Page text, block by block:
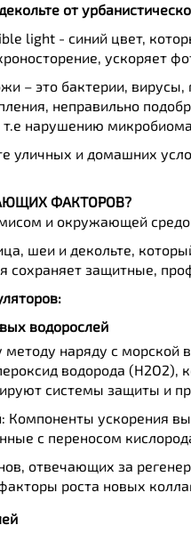
от
light - синий цвет,
ускоряет
– это бактерии,
неправильно
нарушению
уличных и домашних
ФАКТОРОВ?
и окружающей
шеи и декольте,
сохраняет защитные,
водорослей
наряду с морской
водорода (H2O2),
системы защиты и
Компоненты ускорения
с переносом
отвечающих за
роста новых